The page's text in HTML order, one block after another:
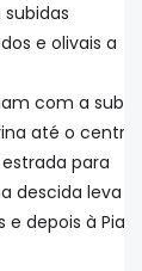
e olivais a
com a
até o centro
para
descida leva a
depois à